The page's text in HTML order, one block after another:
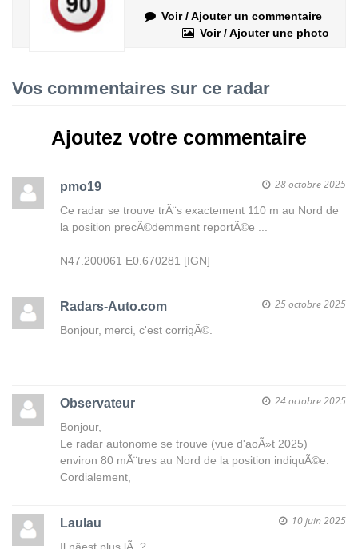
Voir / Ajouter un commentaire
Voir / Ajouter une photo
Vos commentaires sur ce radar
Ajoutez votre commentaire
28 octobre 2025
pmo19
Ce radar se trouve trÃ¨s exactement 110 m au Nord de
la position precÃ©demment reportÃ©e ...
N47.200061 E0.670281 [IGN]
25 octobre 2025
Radars-Auto.com
Bonjour, merci, c'est corrigÃ©.
24 octobre 2025
Observateur
Bonjour,
Le radar autonome se trouve (vue d'aoÃ»t 2025)
environ 80 mÃ¨tres au Nord de la position indiquÃ©e.
Cordialement,
10 juin 2025
Laulau
Il nâest plus lÃ ?